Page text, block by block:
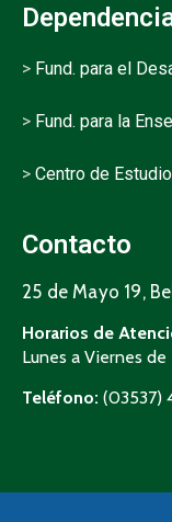
> Fund. para el
> Fund. para la
> Centro de
Contacto
25 de Mayo 19,
Horarios de
Lunes a Viernes
Teléfono: (03537)